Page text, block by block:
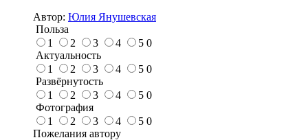
Автор: Юлия Янушевская
Польза
1
2 3 4 5 0
Актуальность
1
2 3 4 5 0
Развёрнутость
1
2 3 4 5 0
Фотография
1
2 3 4 5 0
Пожелания автору